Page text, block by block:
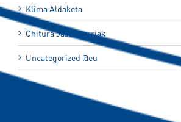
Klima Aldaketa
Ohitura Jasangarriak
Uncategorized @eu